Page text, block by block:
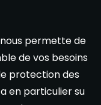
permette de
de vos besoins
protection des
en particulier su